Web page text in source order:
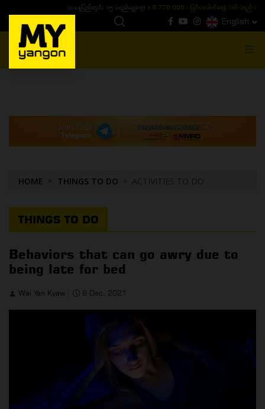
ယနေ့ပြည်တွင်း ၁၅ ပဲရည်ရွှေဈေး :3,770,000 - ပြင်ပပေါက်စျေး (၁၆ ပဲရည် တစ်ကျပ်
English
MENU
HOME THINGS TO DO ACTIVITIES TO DO
THINGS TO DO
Behaviors that can go awry due to
being late for bed
Wai Yan Kyaw 8 Dec, 2021